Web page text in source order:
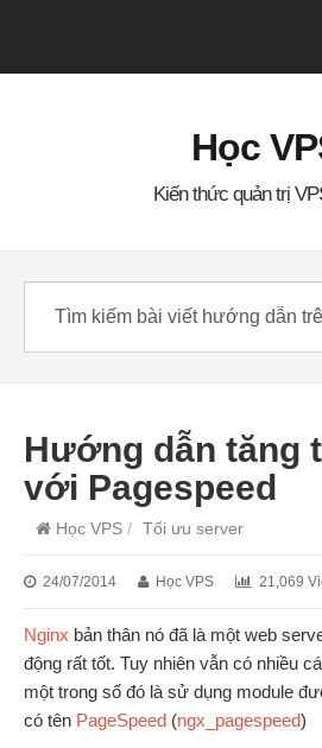
Học
Kiến thức quản trị
Hướng dẫn tăng
với Pagespeed
Học VPS / Tối ưu server
24/07/2014 Học VPS 21,069
Nginx bản thân nó đã là một web
động rất tốt. Tuy nhiên vẫn có nhiều
một trong số đó là sử dụng module
có tên PageSpeed (ngx_pagespeed)